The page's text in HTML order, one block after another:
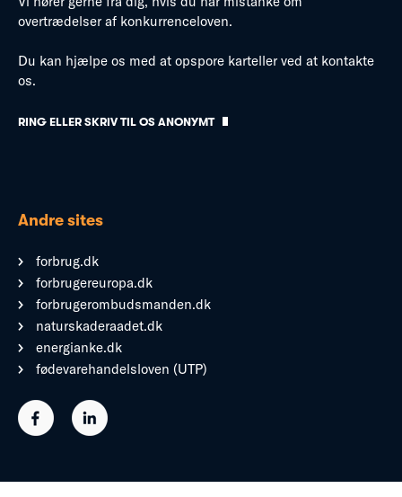
overtrædelser af konkurrenceloven.
Du kan hjælpe os med at opspore karteller ved at kontakte
os.
RING ELLER SKRIV TIL OS ANONYMT
Andre sites
forbrug.dk
forbrugereuropa.dk
forbrugerombudsmanden.dk
naturskaderaadet.dk
energianke.dk
fødevarehandelsloven (UTP)